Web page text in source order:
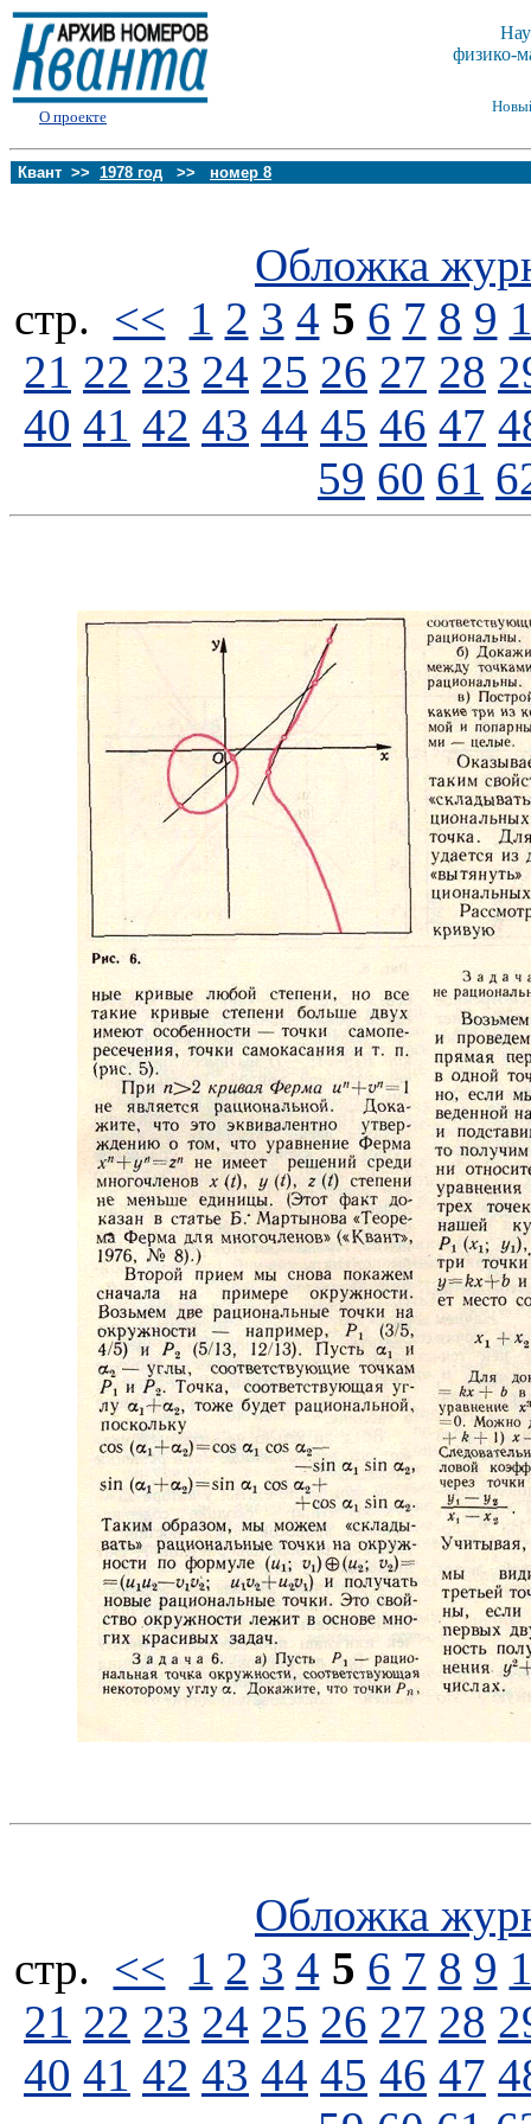
О проекте
физико-
Квант >> 1978 год >> номер 8
Обложка
стp. << 1 2 3 4 5 6 7 8 9
21 22 23 24 25 26 27 28
40 41 42 43 44 45 46 47
59 60 61
Обложка
стp. << 1 2 3 4 5 6 7 8 9
21 22 23 24 25 26 27 28
40 41 42 43 44 45 46 47